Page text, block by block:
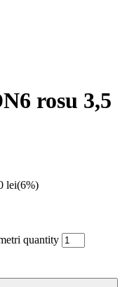
rosu 3,5
lei(6%)
quantity